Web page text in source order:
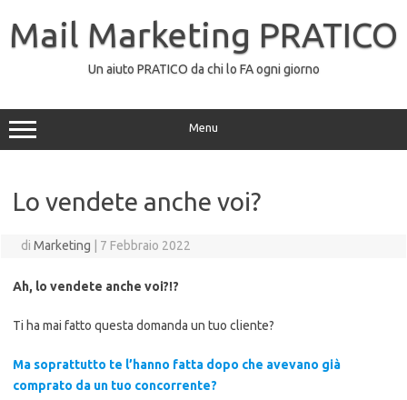
contenuto
Mail Marketing PRATICO
Un aiuto PRATICO da chi lo FA ogni giorno
Menu
Lo vendete anche voi?
di Marketing 7 Febbraio 2022
Ah, lo vendete anche voi?!?
Ti ha mai fatto questa domanda un tuo cliente?
Ma soprattutto te l’hanno fatta dopo che avevano già
comprato da un tuo concorrente?